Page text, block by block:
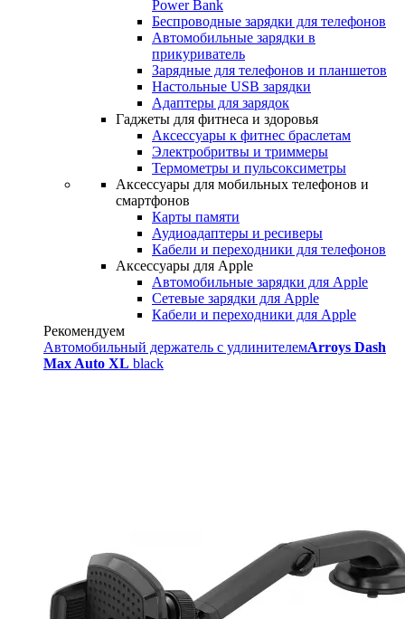
Power Bank
Беспроводные зарядки для телефонов
Автомобильные зарядки в
прикуриватель
Зарядные для телефонов и планшетов
Настольные USB зарядки
Адаптеры для зарядок
Гаджеты для фитнеса и здоровья
Аксессуары к фитнес браслетам
Электробритвы и триммеры
Термометры и пульсоксиметры
Аксессуары для мобильных телефонов и
смартфонов
Карты памяти
Аудиоадаптеры и ресиверы
Кабели и переходники для телефонов
Аксессуары для Apple
Автомобильные зарядки для Apple
Сетевые зарядки для Apple
Кабели и переходники для Apple
Рекомендуем
Автомобильный держатель с удлинителемArroys Dash
Max Auto XL black